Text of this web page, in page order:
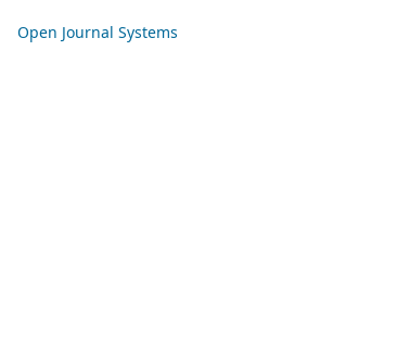
Open Journal Systems